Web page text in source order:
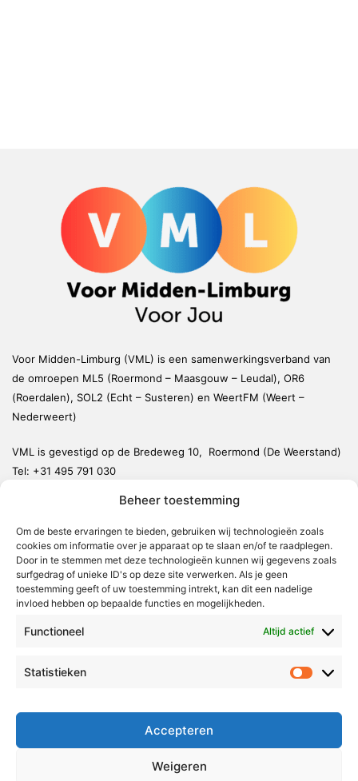
Beheer toestemming
Om de beste ervaringen te bieden, gebruiken wij technologieën zoals
cookies om informatie over je apparaat op te slaan en/of te raadplegen.
Door in te stemmen met deze technologieën kunnen wij gegevens zoals
surfgedrag of unieke ID's op deze site verwerken. Als je geen
toestemming geeft of uw toestemming intrekt, kan dit een nadelige
invloed hebben op bepaalde functies en mogelijkheden.
Functioneel Altijd actief
Statistieken
Accepteren
Weigeren
Voor Midden-Limburg (VML) is een samenwerkingsverband van
de omroepen ML5 (Roermond – Maasgouw – Leudal), OR6
(Roerdalen), SOL2 (Echt – Susteren) en WeertFM (Weert –
Nederweert)
VML is gevestigd op de Bredeweg 10, Roermond (De Weerstand)
Tel: +31 495 791 030
Weert
Nederweert
Leudal
Maasgouw
Echt-Susteren
Roermond
Radio & TV